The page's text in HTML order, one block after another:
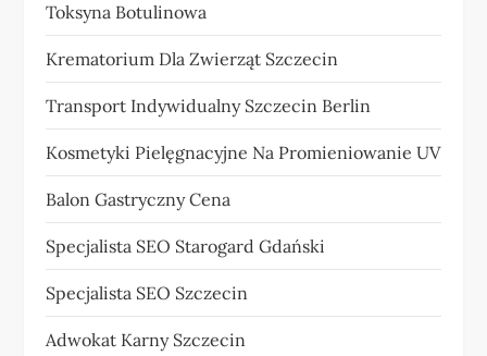
Toksyna Botulinowa
Krematorium Dla Zwierząt Szczecin
Transport Indywidualny Szczecin Berlin
Kosmetyki Pielęgnacyjne Na Promieniowanie UV
Balon Gastryczny Cena
Specjalista SEO Starogard Gdański
Specjalista SEO Szczecin
Adwokat Karny Szczecin